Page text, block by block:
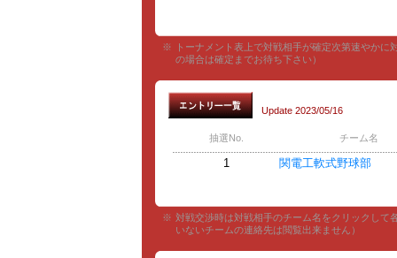
※
トーナメント表上で対戦相手が確定次第速やか
の場合は確定までお待ち下さい）
Update 2023/05/16
抽選No. チーム名
1 関電工軟式野球部
※ 対戦交渉時は対戦相手のチーム名をクリックし
いないチームの連絡先は閲覧出来ません）